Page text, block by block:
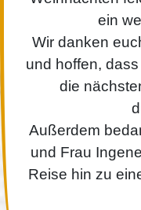
ein
Wir danken
und hoffen,
die
Außerdem
und Frau
Reise hin zu